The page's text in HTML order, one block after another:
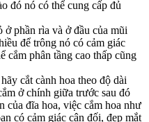
đó nó có thể cung cấp đủ
phần rìa và ở đầu của mũi
để trông nó có cảm giác
cắm phân tầng cao thấp cũng
cắt cành hoa theo độ dài
ở chính giữa trước sau đó
của đĩa hoa, việc cắm hoa như
có cảm giác cân đối, đẹp mắt